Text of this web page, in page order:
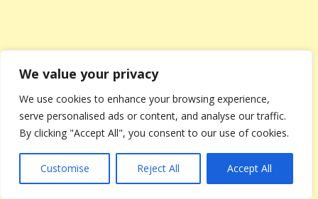
We value your privacy
We use cookies to enhance your browsing experience,
serve personalised ads or content, and analyse our traffic.
By clicking "Accept All", you consent to our use of cookies.
Customise Reject All Accept All